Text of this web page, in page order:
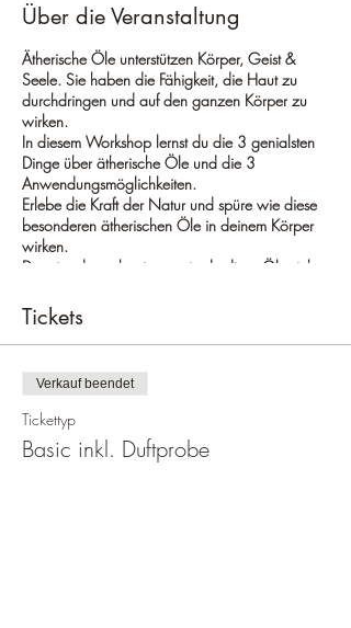
Über die Veranstaltung
Ätherische Öle unterstützen Körper, Geist &
Seele. Sie haben die Fähigkeit, die Haut zu
durchdringen und auf den ganzen Körper zu
wirken.
In diesem Workshop lernst du die 3 genialsten
Dinge über ätherische Öle und die 3
Anwendungsmöglichkeiten.
Erlebe die Kraft der Natur und spüre wie diese
besonderen ätherischen Öle in deinem Körper
wirken.
Du wirst danach wissen wie du diese Öle sicher
anwenden kannst und erhältst eine individuelle
Ölprobe.
Wir treffen uns in kleiner Runde in meinen
wunderschönen Räumlichkeiten in Engelskirchen
Loope.
Ich freue mich auf dich und unser Kennenlernen.
Tickets
Verkauf beendet
Tickettyp
Basic inkl. Duftprobe